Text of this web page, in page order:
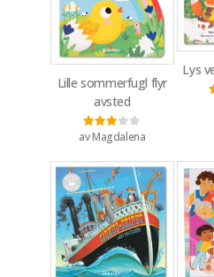
Lille sommerfugl flyr
avsted
Vurdert3av 5
av Magdalena
Lys